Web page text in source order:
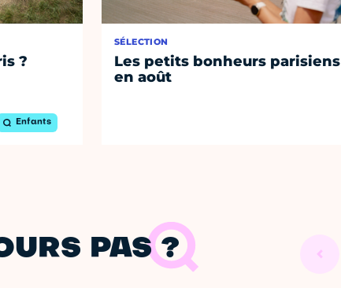
?
Enfants
SÉLECTION
Les petits bonheurs parisiens
en août
PAS ?